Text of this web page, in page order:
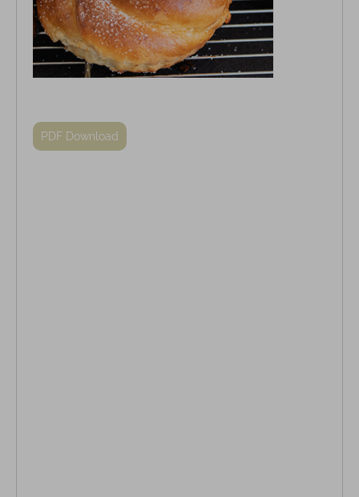
PDF Download